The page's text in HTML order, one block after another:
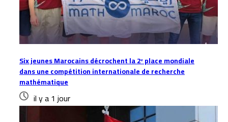
Six jeunes Marocains décrochent la 2ᵉ place mondiale
dans une compétition internationale de recherche
mathématique
il y a 1 jour